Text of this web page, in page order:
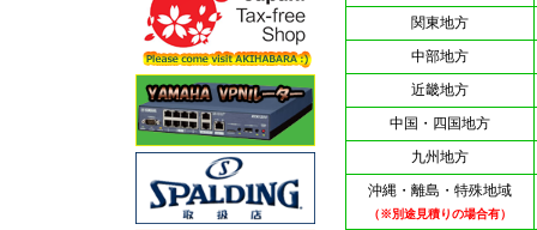
関東地方
中部地方
近畿地方
中国・四国地方
九州地方
沖縄・離島・特殊地域
（※別途見積りの場合有）